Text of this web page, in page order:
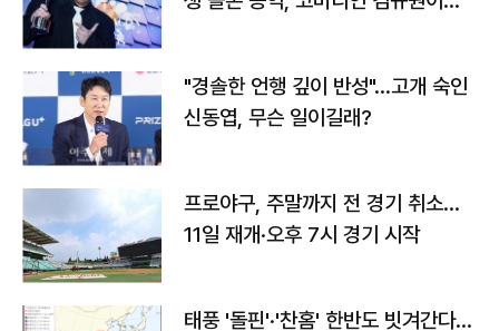
"경솔한 언행 깊이 반성"…고개 숙인
신동엽, 무슨 일이길래?
프로야구, 주말까지 전 경기 취소…
11일 재개·오후 7시 경기 시작
태풍 '돌핀'·'찬홈' 한반도 빗겨간다…